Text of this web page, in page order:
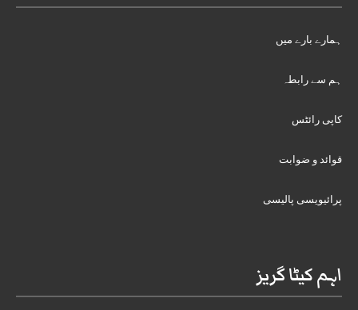
ہمارے بارے میں
ہم سے رابطہ
کاپی رائٹس
قوائد و ضوابت
پرائیویسی پالیسی
اہم کیٹا گریز